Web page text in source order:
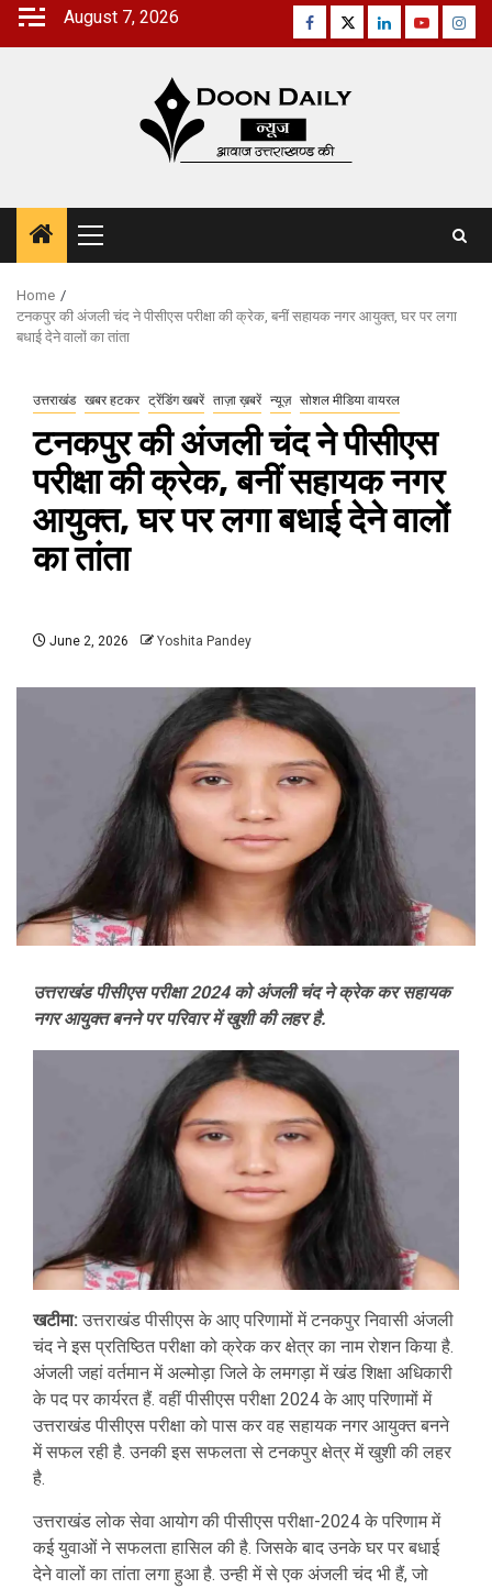
Skip
August 7, 2026 Facebook
TwitterLinkedinYoutube
Primary
Menu
Home
टनकपुर की अंजली चंद ने पीसीएस परीक्षा की क्रेक, बनीं सहायक नगर आयुक्त, घर पर लगा
बधाई देने वालों का तांता
उत्तराखंड खबर हटकर ट्रेंडिंग खबरें ताज़ा ख़बरें न्यूज़ सोशल मीडिया वायरल
टनकपुर की अंजली चंद ने पीसीएस
परीक्षा की क्रेक, बनीं सहायक नगर
आयुक्त, घर पर लगा बधाई देने वालों
का तांता
June 2, 2026 Yoshita Pandey
उत्तराखंड पीसीएस परीक्षा 2024 को अंजली चंद ने क्रेक कर सहायक
नगर आयुक्त बनने पर परिवार में खुशी की लहर है.
खटीमा: उत्तराखंड पीसीएस के आए परिणामों में टनकपुर निवासी अंजली
चंद ने इस प्रतिष्ठित परीक्षा को क्रेक कर क्षेत्र का नाम रोशन किया है.
अंजली जहां वर्तमान में अल्मोड़ा जिले के लमगड़ा में खंड शिक्षा अधिकारी
के पद पर कार्यरत हैं. वहीं पीसीएस परीक्षा 2024 के आए परिणामों में
उत्तराखंड पीसीएस परीक्षा को पास कर वह सहायक नगर आयुक्त बनने
में सफल रही है. उनकी इस सफलता से टनकपुर क्षेत्र में खुशी की लहर
है.
उत्तराखंड लोक सेवा आयोग की पीसीएस परीक्षा-2024 के परिणाम में
कई युवाओं ने सफलता हासिल की है. जिसके बाद उनके घर पर बधाई
देने वालों का तांता लगा हुआ है. उन्ही में से एक अंजली चंद भी हैं, जो